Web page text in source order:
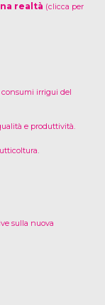
realtà (clicca per
consumi irrigui del
e produttività.
.
sulla nuova